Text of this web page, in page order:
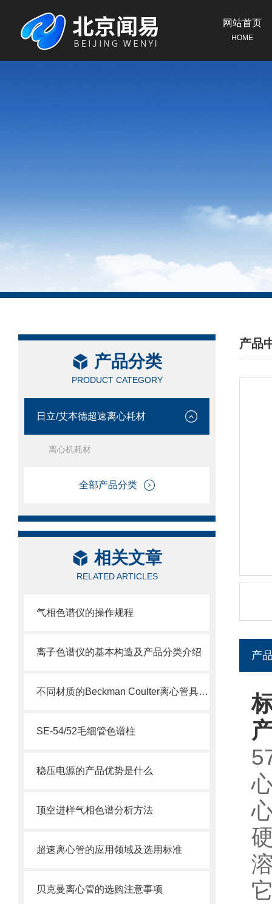
网站首页
HOME
产品分类
PRODUCT CATEGORY
日立/艾本德超速离心耗材
离心机耗材
全部产品分类
相关文章
RELATED ARTICLES
气相色谱仪的操作规程
离子色谱仪的基本构造及产品分类介绍
不同材质的Beckman Coulter离心管具有不同的使用特性
SE-54/52毛细管色谱柱
稳压电源的产品优势是什么
顶空进样气相色谱分析方法
超速离心管的应用领域及选用标准
贝克曼离心管的选购注意事项
产品
/
产